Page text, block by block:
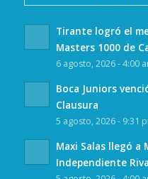
Tirante logró el
Masters 1000 de
6 agosto, 2026 - 4:00
Boca Juniors
Clausura
5 agosto, 2026 - 9:31
Maxi Salas llegó a
Independiente